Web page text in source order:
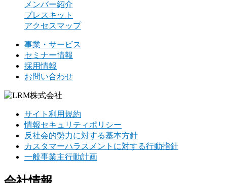
メンバー紹介
プレスキット
アクセスマップ
事業・サービス
セミナー情報
採用情報
お問い合わせ
サイト利用規約
情報セキュリティポリシー
反社会的勢力に対する基本方針
カスタマーハラスメントに対する行動指針
一般事業主行動計画